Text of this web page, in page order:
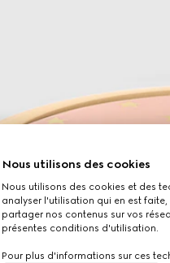
Nous utilisons des cookies
Nous utilisons des cookies et des
analyser l'utilisation qui en est
partager nos contenus sur vos
présentes conditions d'utilisation.
Pour plus d'informations sur ces